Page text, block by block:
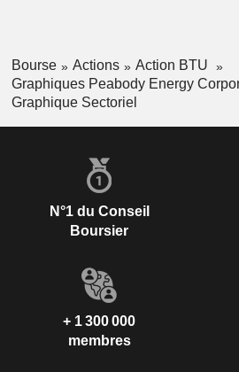
Bourse Actions
Action BTU
Graphiques Peabody Energy
Graphique Sectoriel
N°1 du Conseil
Boursier
+ 1 300 000
membres